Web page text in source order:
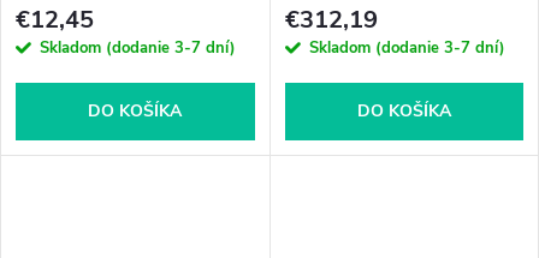
€12,45
Skladom (dodanie 3-7 dní)
DO KOŠÍKA
€312,19
Skladom (dodanie 3-7 dní)
DO KOŠÍKA